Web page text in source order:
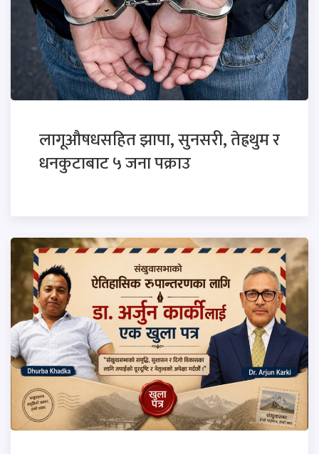
लागूऔषधसहित झापा, सुनसरी, तेह्रथुम र
धनकुटाबाट ५ जना पक्राउ